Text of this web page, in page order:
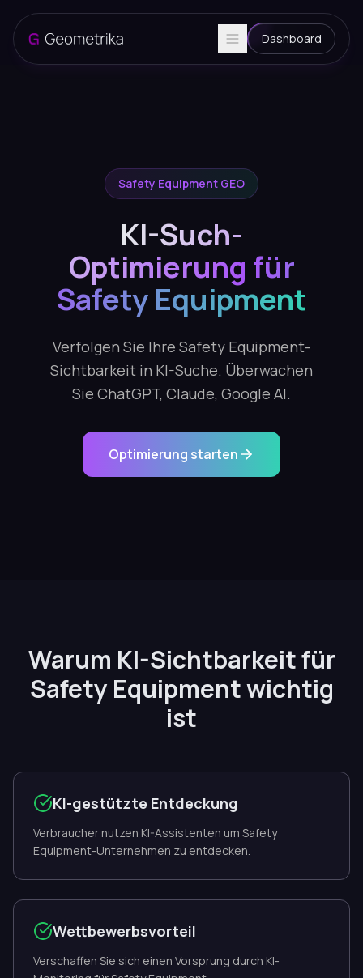
Dashboard
Safety Equipment GEO
KI-Such-
Optimierung für
Safety Equipment
Verfolgen Sie Ihre Safety Equipment-
Sichtbarkeit in KI-Suche. Überwachen
Sie ChatGPT, Claude, Google AI.
Optimierung starten
Warum KI-Sichtbarkeit für
Safety Equipment wichtig
ist
KI-gestützte Entdeckung
Verbraucher nutzen KI-Assistenten um Safety
Equipment-Unternehmen zu entdecken.
Wettbewerbsvorteil
Verschaffen Sie sich einen Vorsprung durch KI-